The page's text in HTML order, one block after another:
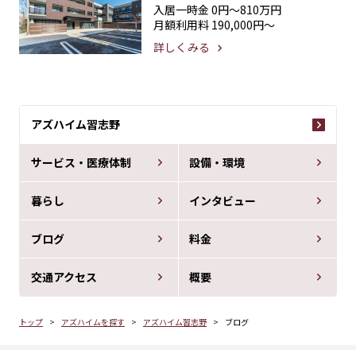
アズハイム習志野
サービス・医療体制 設備・環境
暮らし インタビュー
ブログ 料金
交通アクセス 概要
トップ アズハイムを探す アズハイム習志野 ブログ
入居一時金 0円〜810万円
月額利用料 190,000円〜
詳しくみる